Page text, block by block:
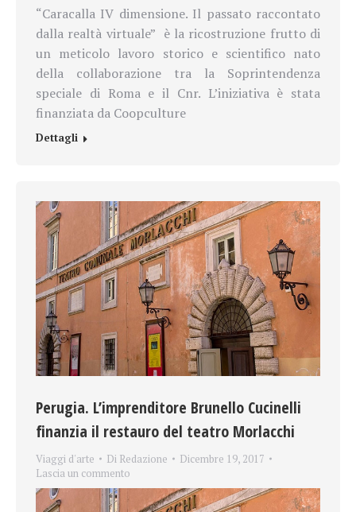
“Caracalla IV dimensione. Il passato raccontato
dalla realtà virtuale” è la ricostruzione frutto di
un meticolo lavoro storico e scientifico nato
della collaborazione tra la Soprintendenza
speciale di Roma e il Cnr. L’iniziativa è stata
finanziata da Coopculture
Dettagli
Perugia. L’imprenditore Brunello Cucinelli
finanzia il restauro del teatro Morlacchi
Viaggi d'arte Di Redazione
Dicembre 19, 2017
Lascia un commento